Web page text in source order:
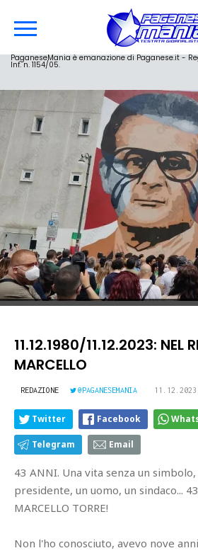
PaganeseMania è emanazione di Paganese.it -
Inf. n. 1154/05.
11.12.1980/11.12.2023: NEL
MARCELLO
REDAZIONE @PAGANESEMANIA
Twitter Facebook
Telegram Email
43 ANNI. Una vita senza un simbolo,
presidente, un uomo, un sindaco...
MARCELLO TORRE!
Non l'ho conosciuto, avevo nove